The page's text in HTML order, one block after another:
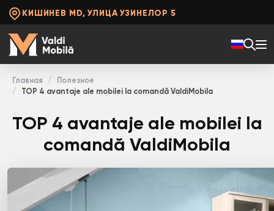
КИШИНЕВ MD, УЛИЦА УЗИНЕЛОР 5
Главная
Полезное
TOP 4 avantaje ale mobilei la comandă ValdiMobila
TOP 4 avantaje ale mobilei la
comandă ValdiMobila